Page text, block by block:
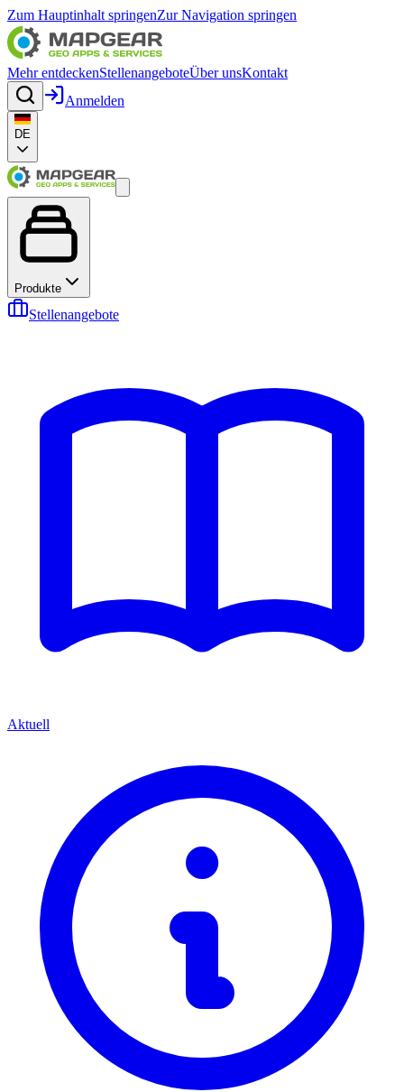
Zum Hauptinhalt springenZur Navigation springen
Mehr entdeckenStellenangeboteÜber unsKontakt
Anmelden
DE
Produkte
Stellenangebote
Aktuell